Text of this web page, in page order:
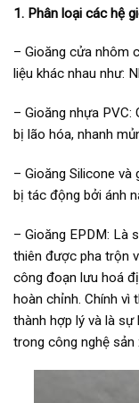
1. Phân loại các hệ
– Gioăng cửa nhôm
liệu khác nhau như:
– Gioăng nhựa PVC:
bị lão hóa, nhanh
– Gioăng Silicone và
bị tác động bởi ánh
– Gioăng EPDM: Là
thiên được pha trộn
công đoạn lưu hoá
hoàn chỉnh. Chính vì
thành hợp lý và là
trong công nghệ